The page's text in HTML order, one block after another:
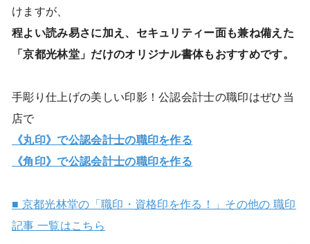
けますが、
程よい読み易さに加え、セキュリティー面も兼ね備えた
「京都光林堂」だけのオリジナル書体もおすすめです。
手彫り仕上げの美しい印影！公認会計士の職印はぜひ当
店で
《丸印》で公認会計士の職印を作る
《角印》で公認会計士の職印を作る
■ 京都光林堂の「職印・資格印を作る！」その他の 職印
記事 一覧はこちら